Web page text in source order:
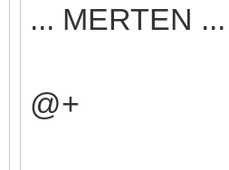
... MERTEN ...
@+